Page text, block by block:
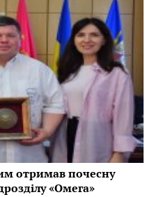
отримав почесну
«Омега»